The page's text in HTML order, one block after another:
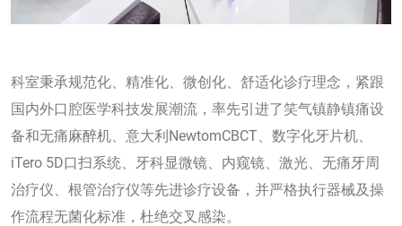
科室秉承规范化、精准化、微创化、舒适化诊疗理念，紧跟
国内外口腔医学科技发展潮流，率先引进了笑气镇静镇痛设
备和无痛麻醉机、意大利NewtomCBCT、数字化牙片机、
iTero 5D口扫系统、牙科显微镜、内窥镜、激光、无痛牙周
治疗仪、根管治疗仪等先进诊疗设备，并严格执行器械及操
作流程无菌化标准，杜绝交叉感染。